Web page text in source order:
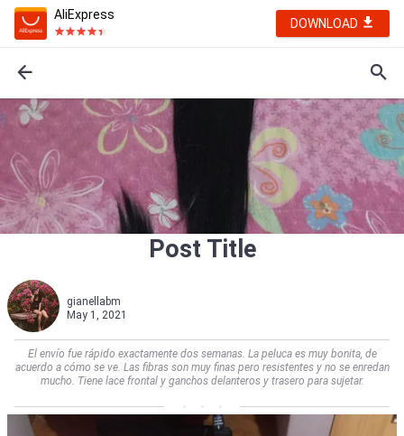
AliExpress
DOWNLOAD
Post Title
gianellabm
May 1, 2021
El envío fue rápido exactamente dos semanas. La peluca es muy bonita, de
acuerdo a cómo se ve. Las fibras son muy finas pero resistentes y no se enredan
mucho. Tiene lace frontal y ganchos delanteros y trasero para sujetar.